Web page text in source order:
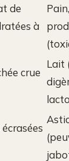
de
à
crue
Lait